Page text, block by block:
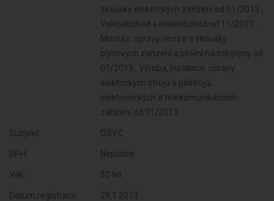
zkoušky elektrických zařízení od 01/2013 ,
Velkoobchod a maloobchod od 11/2010 ,
Montáž, opravy, revize a zkoušky
plynových zařízení a plnění nádob plyny od
01/2013 , Výroba, instalace, opravy
elektrických strojů a přístrojů,
elektronických a telekomunikačních
zařízení od 01/2013
Subjekt: OSVČ
DPH: Neplátce
Věk: 52 let
Datum registrace: 29.1.2013